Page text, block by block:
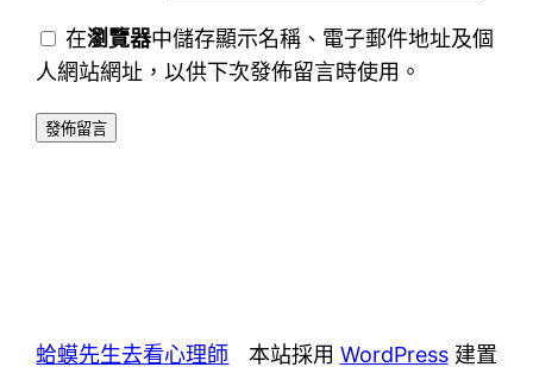
在瀏覽器中儲存顯示名稱、電子郵件地址及個
人網站網址，以供下次發佈留言時使用。
蛤蟆先生去看心理師 本站採用 WordPress建置